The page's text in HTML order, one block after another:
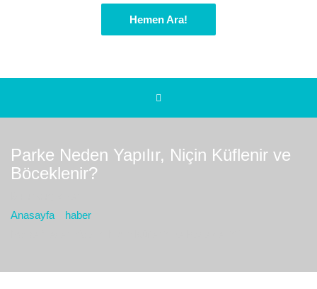
Hemen Ara!
Parke Neden Yapılır, Niçin Küflenir ve
Böceklenir?
Anasayfa
haber